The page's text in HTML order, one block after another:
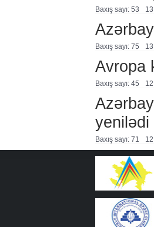
Baxış sayı: 53
Baxış sayı: 75
Avropa
Baxış sayı: 45
yenilədi
Baxış sayı: 71